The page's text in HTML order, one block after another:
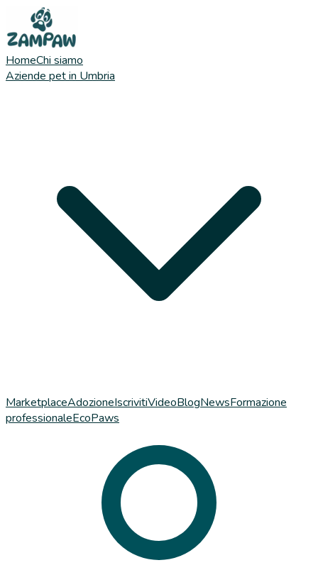
HomeChi siamo
Aziende pet in Umbria
MarketplaceAdozioneIscrivitiVideoBlogNewsFormazione
professionaleEcoPaws